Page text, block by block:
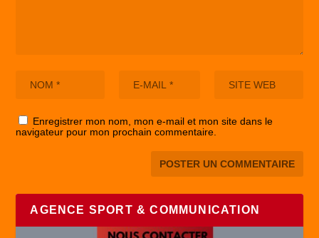
Enregistrer mon nom, mon e-mail et mon site dans le
navigateur pour mon prochain commentaire.
AGENCE SPORT & COMMUNICATION